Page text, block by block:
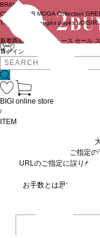
ログイン
BRAND
COUTURIER MOGA Collection
TRISTESSE
congés payés LOISIR
新着商品 ニュース セール
せ
BIGI online store
/
ITEM
ご指定の
URLのご指定に誤りが
お手数とは思いますが